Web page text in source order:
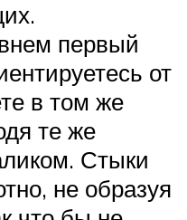
первый
от
в том же
те же
Стыки
не образуя